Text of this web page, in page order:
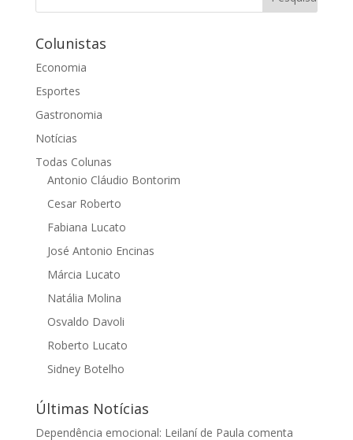
Colunistas
Economia
Esportes
Gastronomia
Notícias
Todas Colunas
Antonio Cláudio Bontorim
Cesar Roberto
Fabiana Lucato
José Antonio Encinas
Márcia Lucato
Natália Molina
Osvaldo Davoli
Roberto Lucato
Sidney Botelho
Últimas Notícias
Dependência emocional: Leilaní de Paula comenta